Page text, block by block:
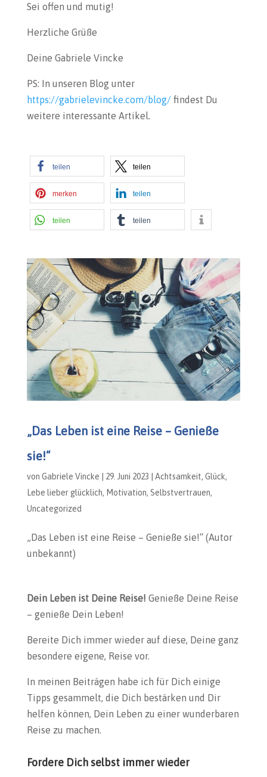
Sei offen und mutig!
Herzliche Grüße
Deine Gabriele Vincke
PS: In unseren Blog unter
https://gabrielevincke.com/blog/findest Du
weitere interessante Artikel.
teilen teilen
merken teilen
teilen teilen
„Das Leben ist eine Reise – Genieße
sie!“
von Gabriele Vincke | 29. Juni 2023 | Achtsamkeit, Glück,
Lebe lieber glücklich, Motivation, Selbstvertrauen,
Uncategorized
„Das Leben ist eine Reise – Genieße sie!“ (Autor
unbekannt)
Dein Leben ist Deine Reise! Genieße Deine Reise
– genieße Dein Leben!
Bereite Dich immer wieder auf diese, Deine ganz
besondere eigene, Reise vor.
In meinen Beiträgen habe ich für Dich einige
Tipps gesammelt, die Dich bestärken und Dir
helfen können, Dein Leben zu einer wunderbaren
Reise zu machen.
Fordere Dich selbst immer wieder